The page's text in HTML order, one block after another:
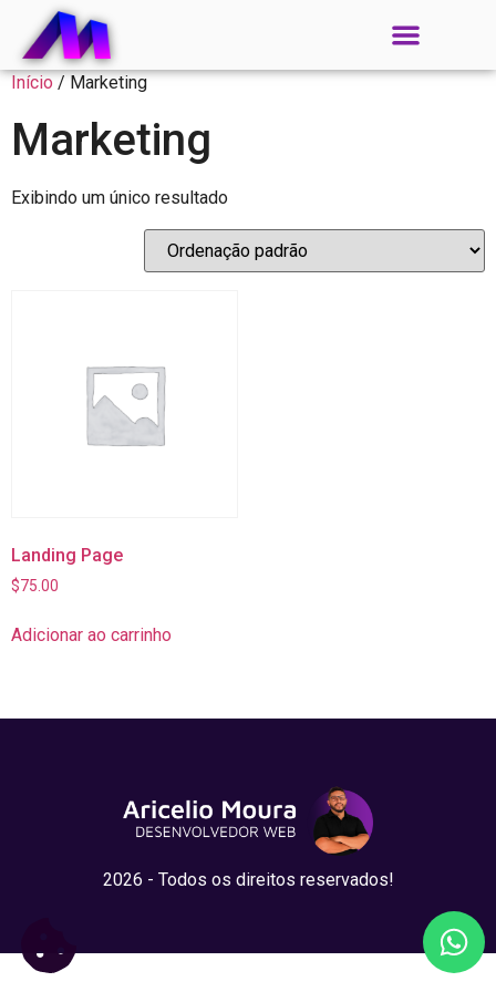
Início / Marketing
Marketing
Exibindo um único resultado
Landing Page
$75.00
Adicionar ao carrinho
2026 - Todos os direitos reservados!